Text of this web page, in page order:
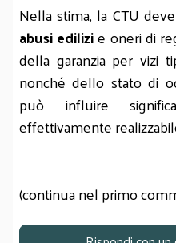
Nella stima, la CTU
abusi edilizie oneri di
della garanzia per vizi
nonché dello stato di
può influire
effettivamente
(continua nel primo